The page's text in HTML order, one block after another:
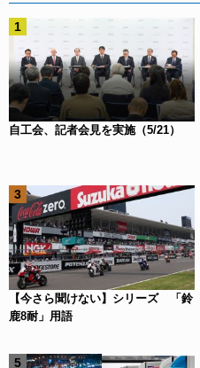
自工会、記者会見を実施（5/21）
【今さら聞けない】シリーズ 「鈴
鹿8耐」用語